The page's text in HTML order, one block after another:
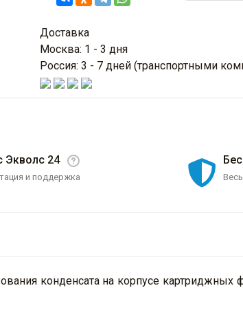
Доставка
Москва: 1 - 3 дня
Россия: 3 - 7 дней (транспортными
Экволс 24
и поддержка
конденсата на корпусе картриджных